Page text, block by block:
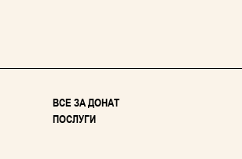
ВСЕ ЗА ДОНАТ
ПОСЛУГИ